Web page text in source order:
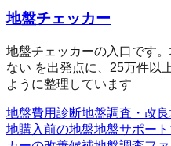
地盤チェッカー
地盤チェッカーの入口です
ない を出発点に、25万件以
ように整理しています
地盤費用診断地盤調査・改良
地購入前の地盤地盤サポー